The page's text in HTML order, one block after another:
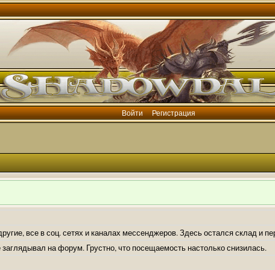
Войти Регистрация
все в соц. сетях и каналах мессенджеров. Здесь остался склад и
на форум. Грустно, что посещаемость настолько снизилась.